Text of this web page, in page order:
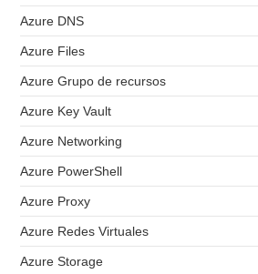
Azure DNS
Azure Files
Azure Grupo de recursos
Azure Key Vault
Azure Networking
Azure PowerShell
Azure Proxy
Azure Redes Virtuales
Azure Storage